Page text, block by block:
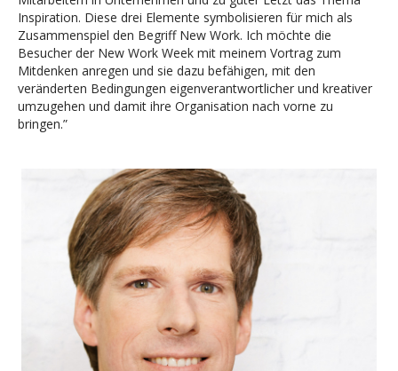
Inspiration. Diese drei Elemente symbolisieren für mich als
Zusammenspiel den Begriff New Work. Ich möchte die
Besucher der New Work Week mit meinem Vortrag zum
Mitdenken anregen und sie dazu befähigen, mit den
veränderten Bedingungen eigenverantwortlicher und kreativer
umzugehen und damit ihre Organisation nach vorne zu
bringen.”